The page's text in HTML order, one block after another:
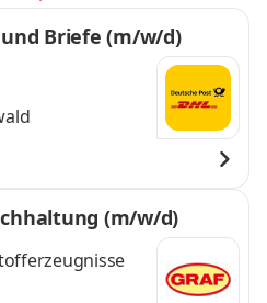
Briefe (m/w/d)
(m/w/d)